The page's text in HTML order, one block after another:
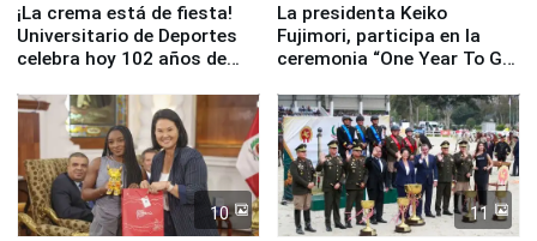
¡La crema está de fiesta!
Universitario de Deportes
celebra hoy 102 años de
La presidenta Keiko
Fujimori, participa en la
ceremonia “One Year To Go
10 11